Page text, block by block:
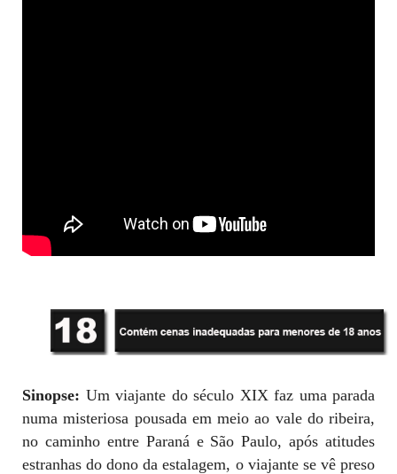
Sinopse: Um viajante do século XIX faz uma parada
numa misteriosa pousada em meio ao vale do ribeira,
no caminho entre Paraná e São Paulo, após atitudes
estranhas do dono da estalagem, o viajante se vê preso